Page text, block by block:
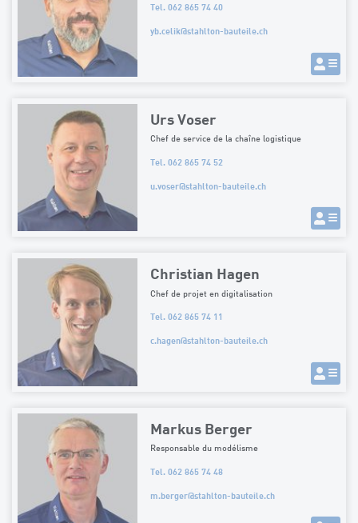
Tel. 062 865 74 40
yb.celik@stahlton-bauteile.ch
Urs Voser
Chef de service de la chaîne logistique
Tel. 062 865 74 52
u.voser@stahlton-bauteile.ch
Christian Hagen
Chef de projet en digitalisation
Tel. 062 865 74 11
c.hagen@stahlton-bauteile.ch
Markus Berger
Responsable du modélisme
Tel. 062 865 74 48
m.berger@stahlton-bauteile.ch